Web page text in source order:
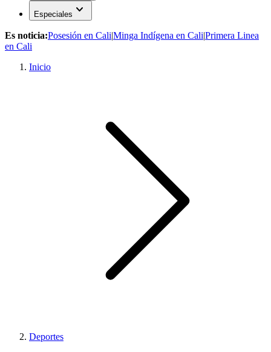
Especiales expand_more
Es noticia:Posesión en Cali|Minga Indígena en Cali|Primera Linea
en Cali
Inicio
Deportes